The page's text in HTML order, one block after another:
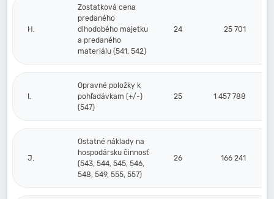
H.
Zostatková cena
predaného
dlhodobého majetku
a predaného
materiálu (541, 542)
24 25 701
I.
Opravné položky k
pohľadávkam (+/-)
(547)
25 1 457 788
J.
Ostatné náklady na
hospodársku činnosť
(543, 544, 545, 546,
548, 549, 555, 557)
26 166 241